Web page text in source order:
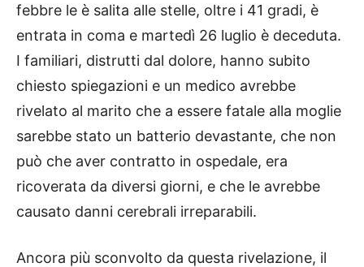
febbre le è salita alle stelle, oltre i 41 gradi, è
entrata in coma e martedì 26 luglio è deceduta.
I familiari, distrutti dal dolore, hanno subito
chiesto spiegazioni e un medico avrebbe
rivelato al marito che a essere fatale alla moglie
sarebbe stato un batterio devastante, che non
può che aver contratto in ospedale, era
ricoverata da diversi giorni, e che le avrebbe
causato danni cerebrali irreparabili.
Ancora più sconvolto da questa rivelazione, il